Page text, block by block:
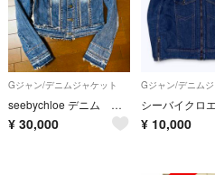
Gジャン/デニムジャケット
seebychloe デニム ジャケット フリンジ 34サイズ
¥ 30,000
Gジャン/デニム
¥ 10,000